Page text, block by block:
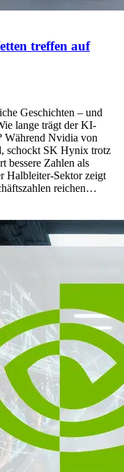
treffen auf
Geschichten – und
lange trägt der KI-
Während Nvidia von
schockt SK Hynix trotz
bessere Zahlen als
Halbleiter-Sektor zeigt
reichen…